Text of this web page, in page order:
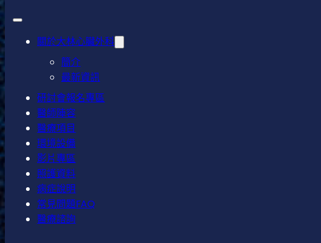
關於大林心臟外科
簡介
最新資訊
研討會報名專區
醫師陣容
醫療項目
環境設備
影片專區
照護資料
病症說明
常見問題FAQ
醫療諮詢